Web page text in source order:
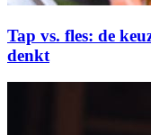
Tap vs. fles: de
denkt